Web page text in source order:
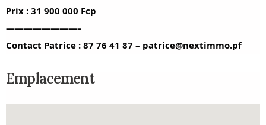
Prix : 31 900 000 Fcp
————————–
Contact Patrice : 87 76 41 87 – patrice@nextimmo.pf
Emplacement